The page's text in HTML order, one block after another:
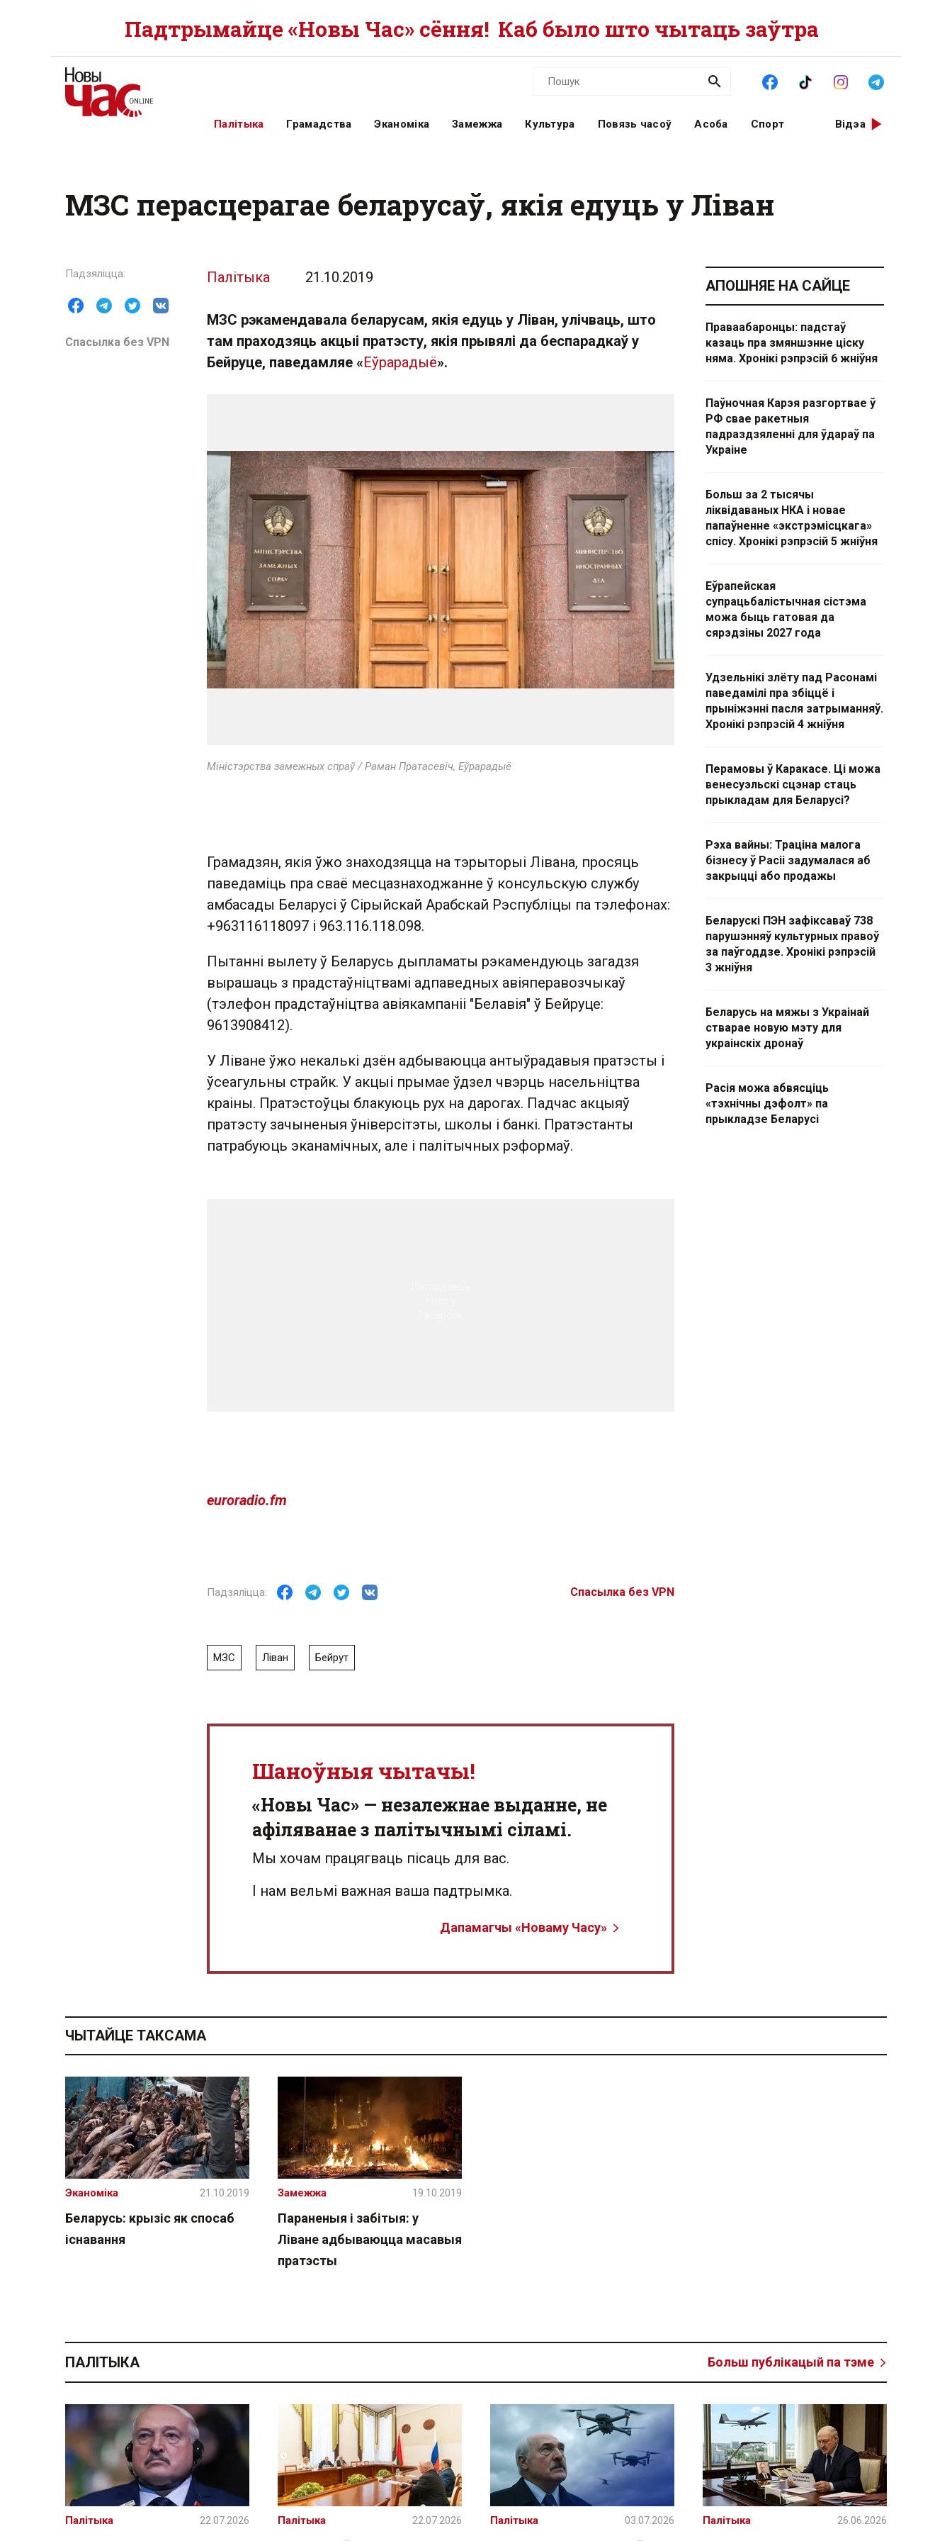
Падтрымайце «Новы Час» сёння! Каб было што чытаць заўтра
Палітыка Грамадства Эканоміка Замежжа Культура Повязь часоў Асоба Спорт Відэа
МЗС перасцерагае беларусаў, якія едуць у Ліван
Спасылка без VPN
Палітыка 21.10.2019
МЗС рэкамендавала беларусам, якія едуць у Ліван, улічваць, што
там праходзяць акцыі пратэсту, якія прывялі да беспарадкаў у
Бейруце, паведамляе «Еўрарадыё».
Міністэрства замежных спраў / Раман Пратасевіч, Еўрарадыё
Грамадзян, якія ўжо знаходзяцца на тэрыторыі Лівана, просяць
паведаміць пра сваё месцазнаходжанне ў консульскую службу
амбасады Беларусі ў Сірыйскай Арабскай Рэспубліцы па тэлефонах:
+963116118097 і 963.116.118.098.
Пытанні вылету ў Беларусь дыпламаты рэкамендуюць загадзя
вырашаць з прадстаўніцтвамі адпаведных авіяперавозчыкаў
(тэлефон прадстаўніцтва авіякампаніі "Белавія" ў Бейруце:
9613908412).
У Ліване ўжо некалькі дзён адбываюцца антыўрадавыя пратэсты і
ўсеагульны страйк. У акцыі прымае ўдзел чвэрць насельніцтва
краіны. Пратэстоўцы блакуюць рух на дарогах. Падчас акцыяў
пратэсту зачыненыя ўніверсітэты, школы і банкі. Пратэстанты
патрабуюць эканамічных, але і палітычных рэформаў.
euroradio.fm
Спасылка без VPN
МЗС Ліван Бейрут
Шаноўныя чытачы!
«Новы Час» — незалежнае выданне, не
афіляванае з палітычнымі сіламі.
Мы хочам працягваць пісаць для вас.
І нам вельмі важная ваша падтрымка.
Дапамагчы «Новаму Часу»
АПОШНЯЕ НА САЙЦЕ
Праваабаронцы: падстаў
казаць пра змяншэнне ціску
няма. Хронікі рэпрэсій 6 жніўня
Паўночная Карэя разгортвае ў
РФ свае ракетныя
падраздзяленні для ўдараў па
Украіне
Больш за 2 тысячы
ліквідаваных НКА і новае
папаўненне «экстрэмісцкага»
спісу. Хронікі рэпрэсій 5 жніўня
Еўрапейская
супрацьбалістычная сістэма
можа быць гатовая да
сярэдзіны 2027 года
Удзельнікі злёту пад Расонамі
паведамілі пра збіццё і
прыніжэнні пасля затрыманняў.
Хронікі рэпрэсій 4 жніўня
Перамовы ў Каракасе. Ці можа
венесуэльскі сцэнар стаць
прыкладам для Беларусі?
Рэха вайны: Траціна малога
бізнесу ў Расіі задумалася аб
закрыцці або продажы
Беларускі ПЭН зафіксаваў 738
парушэнняў культурных правоў
за паўгоддзе. Хронікі рэпрэсій
3 жніўня
Беларусь на мяжы з Украінай
стварае новую мэту для
украінскіх дронаў
Расія можа абвясціць
«тэхнічны дэфолт» па
прыкладзе Беларусі
ЧЫТАЙЦЕ ТАКСАМА
Беларусь: крызіс як спосаб
існавання
Эканоміка 21.10.2019
Параненыя і забітыя: у
Ліване адбываюцца масавыя
пратэсты
Замежжа 19.10.2019
ПАЛІТЫКА Больш публікацый па тэме
Палітыка 22.07.2026 Палітыка 22.07.2026 Палітыка 03.07.2026 Палітыка 26.06.2026